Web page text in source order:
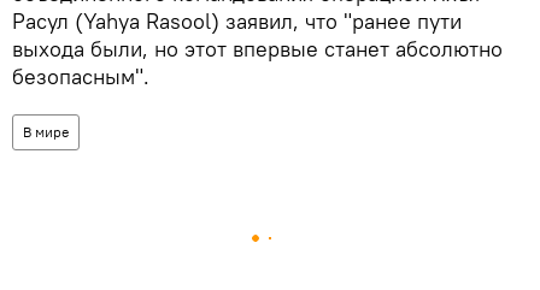
Расул (Yahya Rasool) заявил, что "ранее пути
выхода были, но этот впервые станет абсолютно
безопасным".
В мире